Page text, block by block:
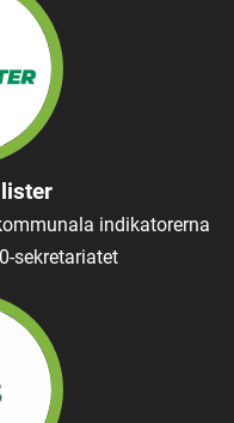
indikatorerna
sekretariatet